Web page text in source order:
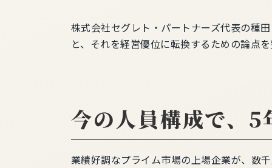
新
日
時
株式会社セグレト・パートナーズ代表の種
と、それを経営優位に転換するための論点
今の人員構成で、
業績好調なプライム市場の上場企業が、数